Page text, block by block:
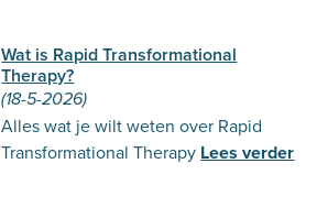
Wat is Rapid Transformational
Therapy?
(18-5-2026)
Alles wat je wilt weten over Rapid
Transformational Therapy Lees verder